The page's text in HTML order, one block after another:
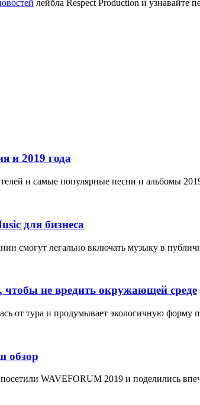
лейбла Respect Production и
и 2019 года
и самые популярные песни и альбомы
для бизнеса
смогут легально включать музыку в
чтобы не вредить окружающей среде
от тура и продумывает экологичную
обзор
WAVEFORUM 2019 и поделились